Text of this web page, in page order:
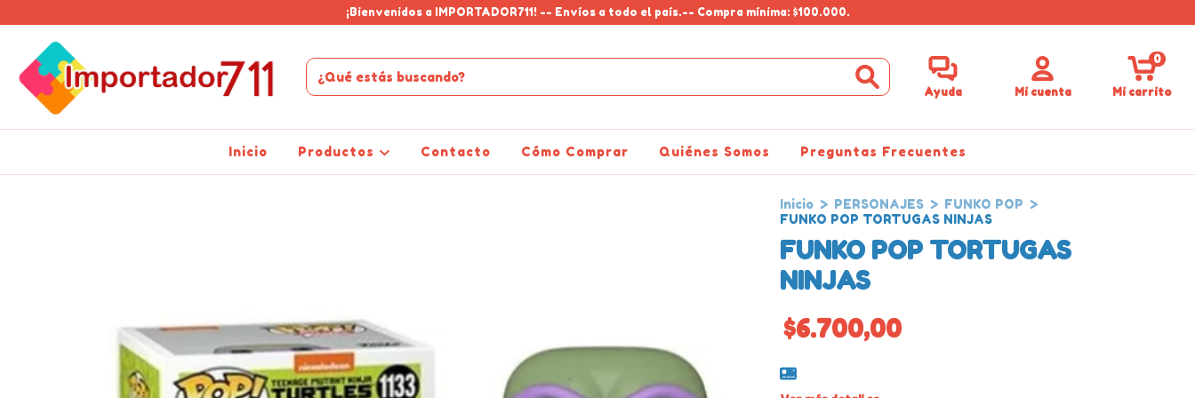
¡Bienvenidos a IMPORTADOR711! -- Envíos a todo el país.-- Compra mínima: $100.000.
Ayuda Mi cuenta Mi carrito
0
Inicio Productos Contacto Cómo Comprar Quiénes Somos Preguntas Frecuentes
Inicio > PERSONAJES > FUNKO POP >
FUNKO POP TORTUGAS NINJAS
FUNKO POP TORTUGAS
NINJAS
$6.700,00